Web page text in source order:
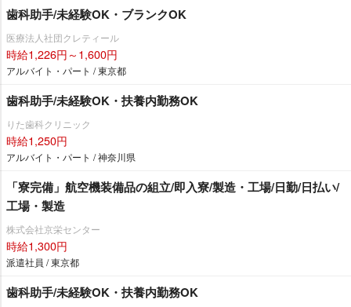
歯科助手/未経験OK・ブランクOK
医療法人社団クレティール
時給1,226円～1,600円
アルバイト・パート / 東京都
歯科助手/未経験OK・扶養内勤務OK
りた歯科クリニック
時給1,250円
アルバイト・パート / 神奈川県
「寮完備」航空機装備品の組立/即入寮/製造・工場/日勤/日払い/
工場・製造
株式会社京栄センター
時給1,300円
派遣社員 / 東京都
歯科助手/未経験OK・扶養内勤務OK